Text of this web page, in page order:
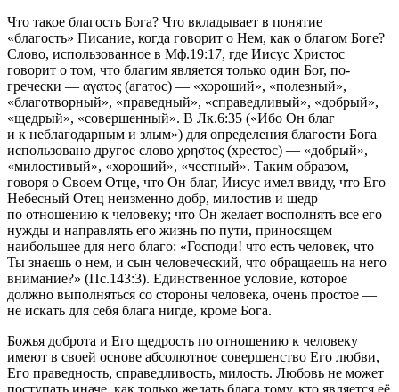
Что такое благость Бога? Что вкладывает в понятие
«благость» Писание, когда говорит о Нем, как о благом Боге?
Слово, использованное в Мф.19:17, где Иисус Христос
говорит о том, что благим является только один Бог, по-
гречески — αγατος (агатос) — «хороший», «полезный»,
«благотворный», «праведный», «справедливый», «добрый»,
«щедрый», «совершенный». В Лк.6:35 («Ибо Он благ
и к неблагодарным и злым») для определения благости Бога
использовано другое слово χρηστος (хрестос) — «добрый»,
«милостивый», «хороший», «честный». Таким образом,
говоря о Своем Отце, что Он благ, Иисус имел ввиду, что Его
Небесный Отец неизменно добр, милостив и щедр
по отношению к человеку; что Он желает восполнять все его
нужды и направлять его жизнь по пути, приносящем
наибольшее для него благо: «Господи! что есть человек, что
Ты знаешь о нем, и сын человеческий, что обращаешь на него
внимание?» (Пс.143:3). Единственное условие, которое
должно выполняться со стороны человека, очень простое —
не искать для себя блага нигде, кроме Бога.
Божья доброта и Его щедрость по отношению к человеку
имеют в своей основе абсолютное совершенство Его любви,
Его праведность, справедливость, милость. Любовь не может
поступать иначе, как только желать блага тому, кто является её